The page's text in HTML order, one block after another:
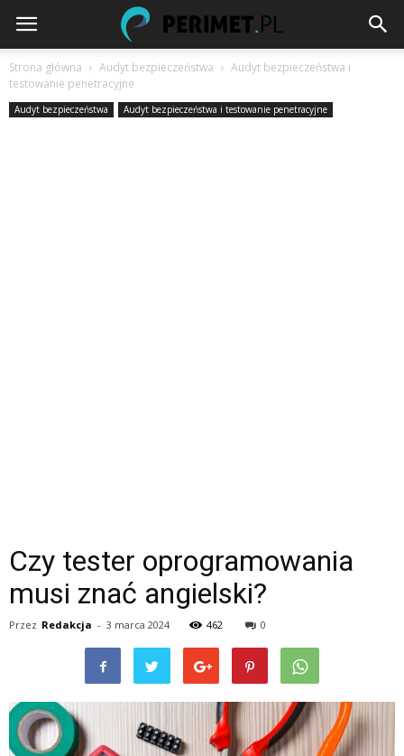
Strona główna Audyt bezpieczeństwa
Audyt bezpieczeństwa i
testowanie penetracyjne
Audyt bezpieczeństwa Audyt bezpieczeństwa i testowanie penetracyjne
Czy tester oprogramowania
musi znać angielski?
Przez Redakcja - 3 marca 2024 462 0